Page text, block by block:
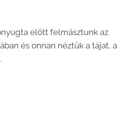
előtt felmásztunk az
és onnan néztük a tájat, a